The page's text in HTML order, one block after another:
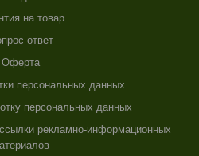
на товар
ответ
Оферта
персональных данных
персональных данных
рекламно-информационных